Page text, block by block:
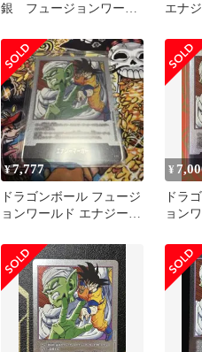
銀 フュージョンワール
エナ
ブー
¥7,777
ドラゴンボール フュージ
ョンワールド エナジーマ
¥
ドラ
ョン